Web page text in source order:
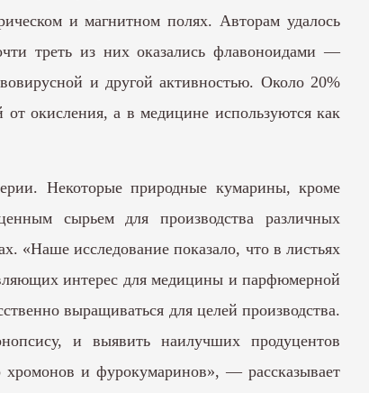
и магнитном полях. Авторам удалось
треть из них оказались флавоноидами —
и другой активностью. Около 20%
окисления, а в медицине используются как
Некоторые природные кумарины, кроме
сырьем для производства различных
«Наше исследование показало, что в листьях
интерес для медицины и парфюмерной
выращиваться для целей производства.
и выявить наилучших продуцентов
хромонов и фурокумаринов», — рассказывает